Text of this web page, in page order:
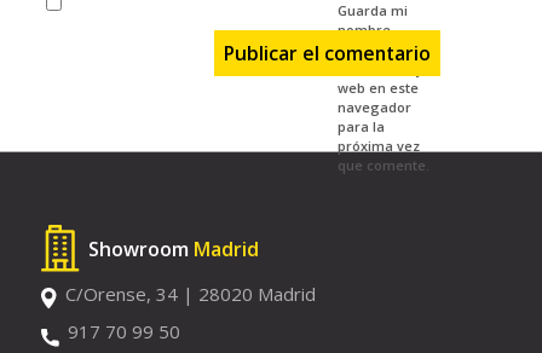
Guarda mi
nombre,
correo
web en este
navegador
para la
próxima vez
que comente.
Showroom Madrid
C/Orense, 34 | 28020 Madrid
917 70 99 50